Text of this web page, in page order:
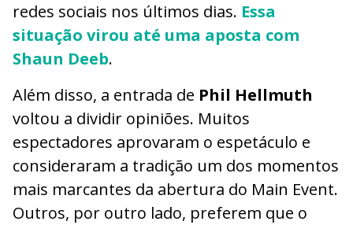
redes sociais nos últimos dias. Essa
situação virou até uma aposta com
Shaun Deeb.
Além disso, a entrada de Phil Hellmuth
voltou a dividir opiniões. Muitos
espectadores aprovaram o espetáculo e
consideraram a tradição um dos momentos
mais marcantes da abertura do Main Event.
Outros, por outro lado, preferem que o